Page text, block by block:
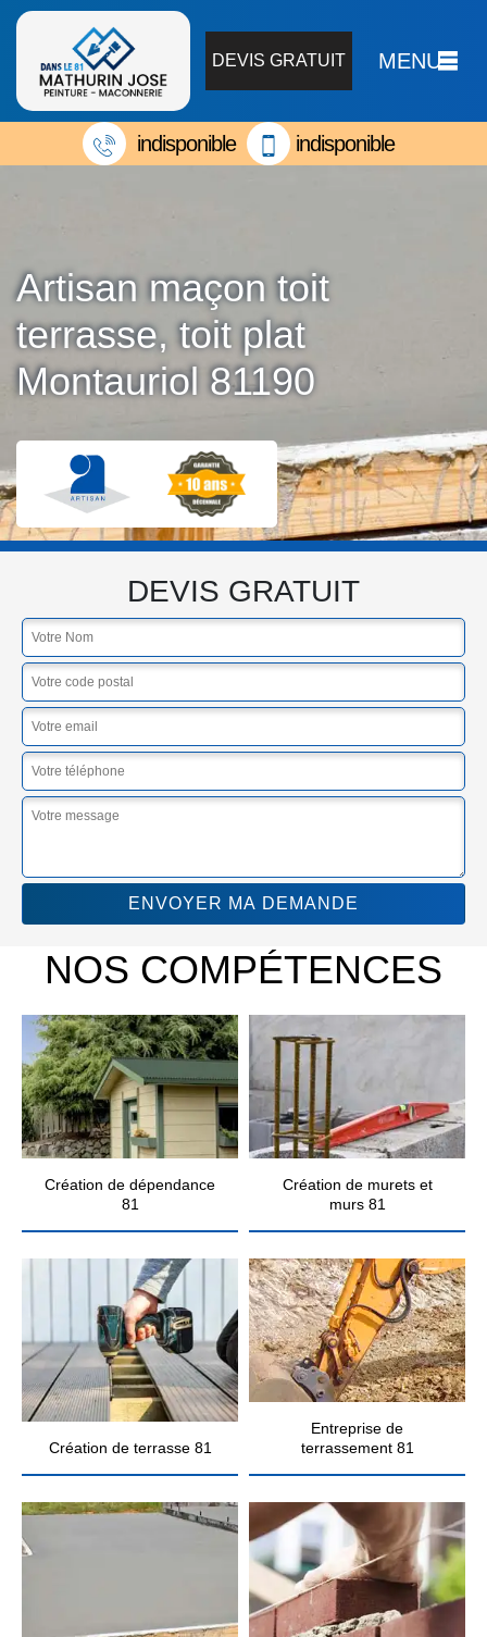
DEVIS GRATUIT MENU
indisponible indisponible
Artisan maçon toit
terrasse, toit plat
Montauriol 81190
DEVIS GRATUIT
NOS COMPÉTENCES
Création de dépendance
81
Création de murets et
murs 81
Création de terrasse 81
Entreprise de
terrassement 81